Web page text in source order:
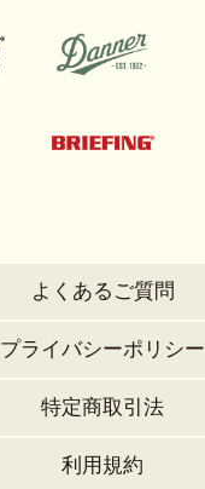
よくあるご質問
プライバシーポリシー
特定商取引法
利用規約